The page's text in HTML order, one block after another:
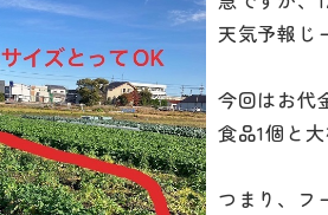
天気予報じ
今回はお代
食品1個と
つまり、フ